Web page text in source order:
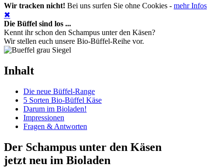
Wir tracken nicht! Bei uns surfen Sie ohne Cookies - mehr Infos
✖
Die Büffel sind los ...
Kennt ihr schon den Schampus unter den Käsen?
Wir stellen euch unsere Bio-Büffel-Reihe vor.
Inhalt
Die neue Büffel-Range
5 Sorten Bio-Büffel Käse
Darum im Bioladen!
Impressionen
Fragen & Antworten
Der Schampus unter den Käsen
jetzt neu im Bioladen